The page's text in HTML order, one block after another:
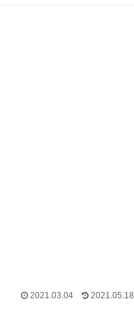
2021.03.04 2021.05.18